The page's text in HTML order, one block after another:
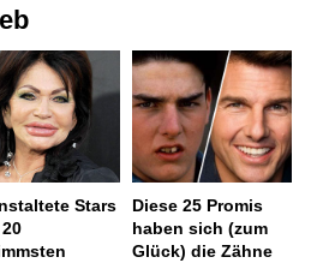
Stars
Diese 25 Promis
haben sich (zum
Glück) die Zähne